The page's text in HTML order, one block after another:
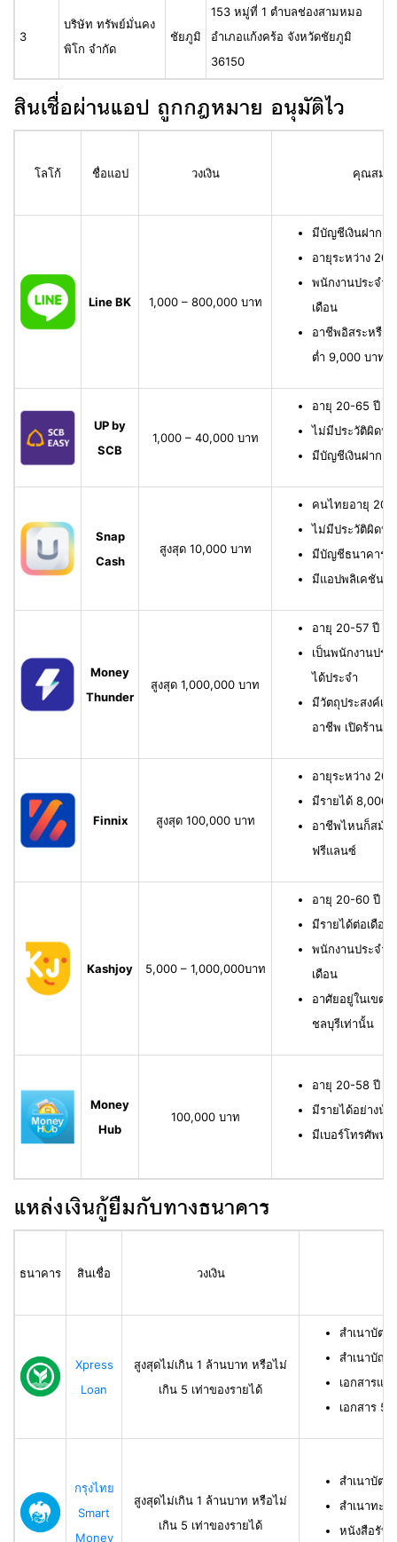
3
บริษัท ทรัพย์มั่นคง
พิโก จำกัด
ชัยภูมิ
153 หมู่ที่ 1 ตำบลช่องสามหมอ
อำเภอแก้งคร้อ จังหวัดชัยภูมิ
36150
สินเชื่อผ่านแอป ถูกกฎหมาย อนุมัติไว
โลโก้ ชื่อแอป วงเงิน คุณสมบั
Line BK 1,000 – 800,000 บาท
มีบัญชีเงินฝาก
อายุระหว่าง 20
พนักงานประจำ
เดือน
อาชีพอิสระหรือ
ต่ำ 9,000 บาทต่
UP by
SCB
1,000 – 40,000 บาท
อายุ 20-65 ปี เ
ไม่มีประวัติผิดนั
มีบัญชีเงินฝาก
Snap
Cash
สูงสุด 10,000 บาท
คนไทยอายุ 20-
ไม่มีประวัติผิดนั
มีบัญชีธนาคาร ห
มีแอปพลิเคชัน
Money
Thunder
สูงสุด 1,000,000 บาท
อายุ 20-57 ปี มี
เป็นพนักงานปร
ได้ประจำ
มีวัตถุประสงค์เพื่
อาชีพ เปิดร้าน
Finnix สูงสุด 100,000 บาท
อายุระหว่าง
มีรายได้ 8,000
อาชีพไหนก็สมัค
ฟรีแลนซ์
Kashjoy 5,000 – 1,000,000บาท
อายุ 20-60 ปี มี
มีรายได้ต่อเดือ
พนักงานประจำ
เดือน
อาศัยอยู่ในเขต
ชลบุรีเท่านั้น
Money
Hub
100,000 บาท
อายุ 20-58 ปี มี
มีรายได้อย่างน้
มีเบอร์โทรศัพท์
แหล่งเงินกู้ยืมกับทางธนาคาร
ธนาคาร สินเชื่อ วงเงิน
Xpress
Loan
สูงสุดไม่เกิน 1 ล้านบาท หรือไม่
เกิน 5 เท่าของรายได้
สำเนาบัตร
สำเนาบัญ
เอกสารแส
เอกสาร
กรุงไทย
Smart
Money
สูงสุดไม่เกิน 1 ล้านบาท หรือไม่
เกิน 5 เท่าของรายได้
สำเนาบัตร
สำเนาทะเ
หนังสือรับร